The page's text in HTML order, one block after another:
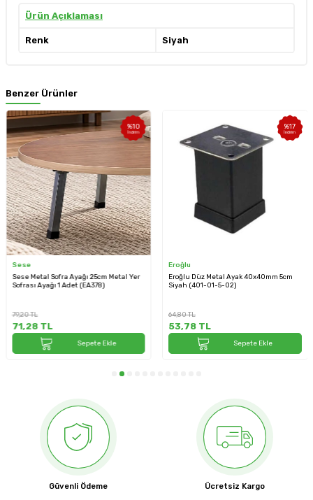
Ürün Açıklaması
Renk Siyah
Benzer Ürünler
%10
İndirim
Sese
Sese Metal Sofra Ayağı 25cm Metal Yer
Sofrası Ayağı 1 Adet (EA378)
79,20TL
71,28TL
Sepete Ekle
%17
İndirim
Eroğlu
Eroğlu Düz Metal Ayak 40x40mm 5cm
Siyah (401-01-5-02)
64,80TL
53,78TL
Sepete Ekle
Güvenli Ödeme Ücretsiz Kargo